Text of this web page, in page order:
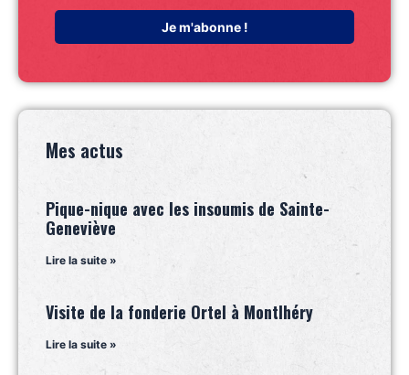
Mes actus
Pique-nique avec les insoumis de Sainte-
Geneviève
Lire la suite »
Visite de la fonderie Ortel à Montlhéry
Lire la suite »